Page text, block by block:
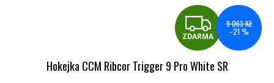
ZDARMA
9 063 Kč
–21 %
Hokejka CCM Ribcor Trigger 9 Pro White SR